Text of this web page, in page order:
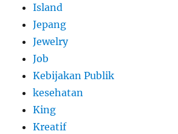
Island
Jepang
Jewelry
Job
Kebijakan Publik
kesehatan
King
Kreatif